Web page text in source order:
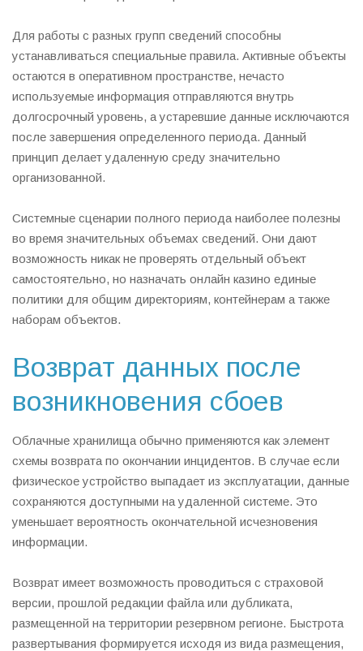
Для работы с разных групп сведений способны
устанавливаться специальные правила. Активные объекты
остаются в оперативном пространстве, нечасто
используемые информация отправляются внутрь
долгосрочный уровень, а устаревшие данные исключаются
после завершения определенного периода. Данный
принцип делает удаленную среду значительно
организованной.
Системные сценарии полного периода наиболее полезны
во время значительных объемах сведений. Они дают
возможность никак не проверять отдельный объект
самостоятельно, но назначать онлайн казино единые
политики для общим директориям, контейнерам а также
наборам объектов.
Возврат данных после
возникновения сбоев
Облачные хранилища обычно применяются как элемент
схемы возврата по окончании инцидентов. В случае если
физическое устройство выпадает из эксплуатации, данные
сохраняются доступными на удаленной системе. Это
уменьшает вероятность окончательной исчезновения
информации.
Возврат имеет возможность проводиться с страховой
версии, прошлой редакции файла или дубликата,
размещенной на территории резервном регионе. Быстрота
развертывания формируется исходя из вида размещения,